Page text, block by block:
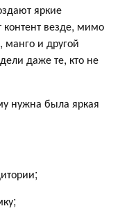
яркие
везде, мимо
манго и другой
даже те, кто не
нужна была яркая